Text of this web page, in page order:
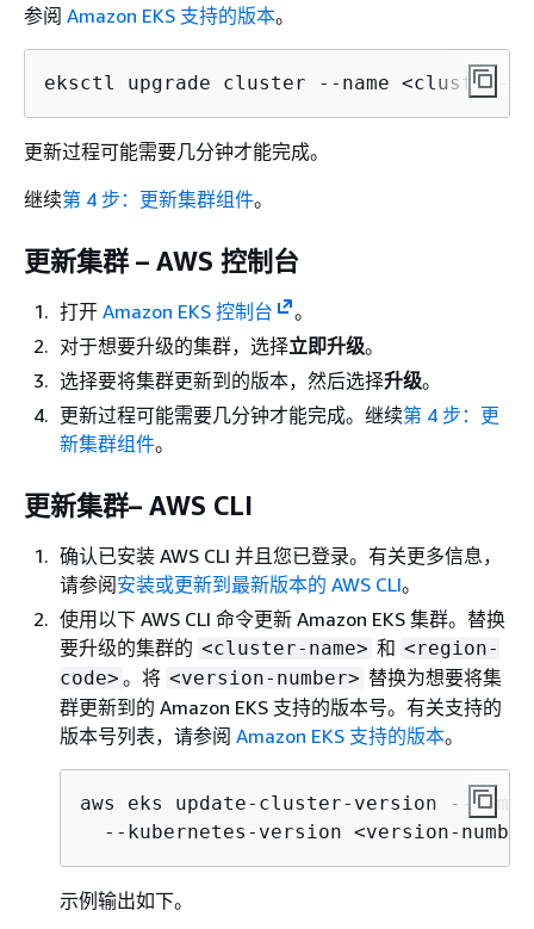
参阅 Amazon EKS 支持的版本。
eksctl upgrade cluster --name <cluster-
更新过程可能需要几分钟才能完成。
继续第 4 步：更新集群组件。
更新集群 – AWS 控制台
打开 Amazon EKS 控制台
。
对于想要升级的集群，选择立即升级。
选择要将集群更新到的版本，然后选择升级。
更新过程可能需要几分钟才能完成。继续第 4 步：更
新集群组件。
更新集群– AWS CLI
确认已安装 AWS CLI 并且您已登录。有关更多信息，
请参阅安装或更新到最新版本的 AWS CLI。
使用以下 AWS CLI 命令更新 Amazon EKS 集群。替换
要升级的集群的 <cluster-name> 和 <region-
code> 。将 <version-number> 替换为想要将集
群更新到的 Amazon EKS 支持的版本号。有关支持的
版本号列表，请参阅 Amazon EKS 支持的版本。
aws eks update-cluster-version --name
--kubernetes-version <version-
示例输出如下。